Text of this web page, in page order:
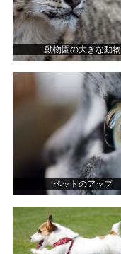
動物園の大きな動物
ペットのアップ